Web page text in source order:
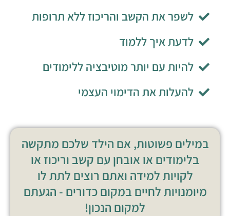
לשפר את הקשב והריכוז ללא תרופות
לדעת איך ללמוד
להיות עם יותר מוטיבציה ללימודים
להעלות את הדימוי העצמי
במילים פשוטות, אם הילד שלכם מתקשה
בלימודים או אובחן עם קשב וריכוז או
לקויות למידה ואתם רוצים לתת לו
מיומנויות לחיים במקום כדורים - הגעתם
למקום הנכון!